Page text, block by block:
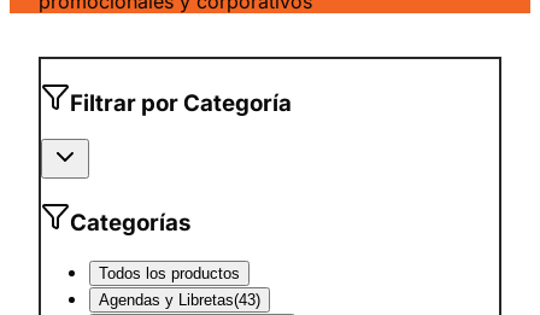
Filtrar por Categoría
Categorías
Todos los productos
Agendas y Libretas(43)